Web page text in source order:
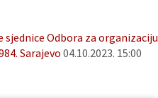
Odbora za organizaciju
Sarajevo 04.10.2023. 15:00